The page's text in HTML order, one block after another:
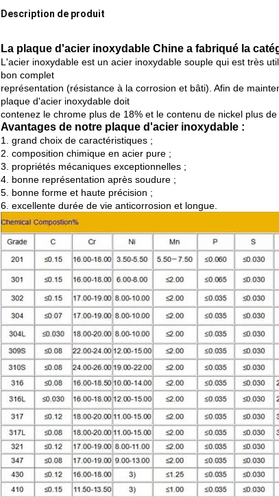
Description de produit
La plaque d'acier inoxydable Chine a fabriqué la
L'acier inoxydable est un acier inoxydable souple qui est très
bon complet
représentation (résistance à la corrosion et bâti). Afin de
plaque d'acier inoxydable doit
contenez le chrome plus de 18% et le contenu de nickel plus de
Avantages de notre plaque d'acier inoxydable :
1. grand choix de caractéristiques ;
2. composition chimique en acier pure ;
3. propriétés mécaniques exceptionnelles ;
4. bonne représentation après soudure ;
5. bonne forme et haute précision ;
6. excellente durée de vie anticorrosion et longue.